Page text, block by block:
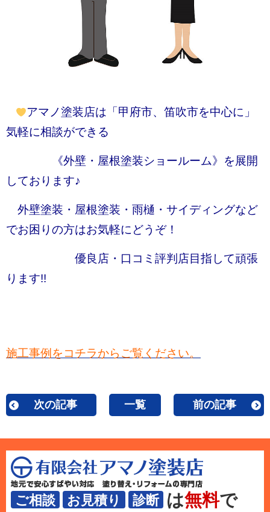
アマノ塗装店は「甲府市、笛吹市を中心に」
気軽に相談ができる
《外壁・屋根塗装ショールーム》を展開
しております♪
外壁塗装・屋根塗装・雨樋・サイディングなど
でお困りの方はお気軽にどうぞ！
優良店・口コミ評判店目指して頑張
ります!!
施工事例をコチラからご覧ください。
次の記事 一覧 前の記事
ご相談 お見積り 診断 は無料で